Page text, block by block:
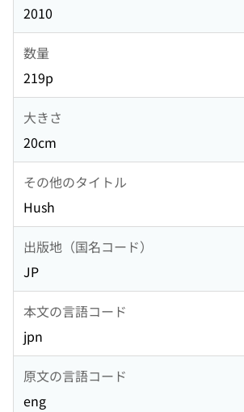
2010
数量
219p
大きさ
20cm
その他のタイトル
Hush
出版地（国名コード）
JP
本文の言語コード
jpn
原文の言語コード
eng